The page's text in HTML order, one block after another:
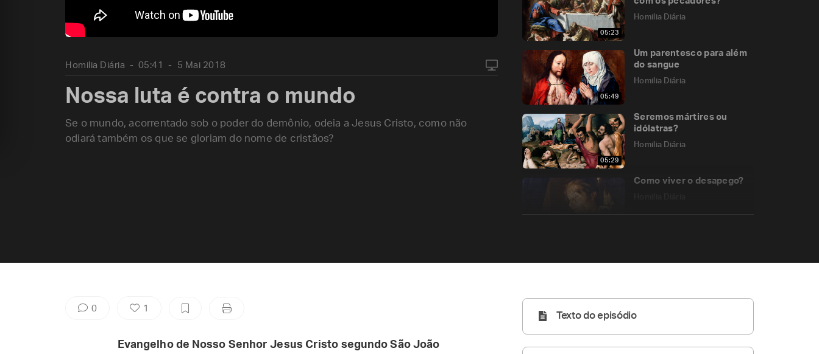
05:23
Homilia Diária
05:49
Um parentesco para além
do sangue
Homilia Diária
05:29
Seremos mártires ou
idólatras?
Homilia Diária
Como viver o desapego?
Homilia Diária 05:41 5 Mai 2018
Nossa luta é contra o mundo
Se o mundo, acorrentado sob o poder do demônio, odeia a Jesus Cristo, como não
odiará também os que se gloriam do nome de cristãos?
0 1
Evangelho de Nosso Senhor Jesus Cristo segundo São João
Texto do episódio